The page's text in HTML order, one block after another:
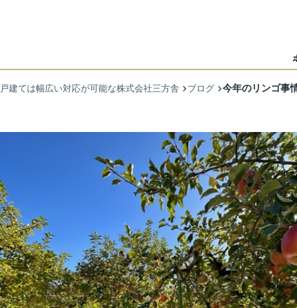
建ては幅広い対応が可能な株式会社三方舎 ブログ 今年のリンゴ事